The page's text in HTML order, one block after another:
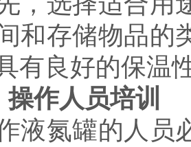
和存储物品的
有良好的保温
操作人员培训
氮罐的人员必